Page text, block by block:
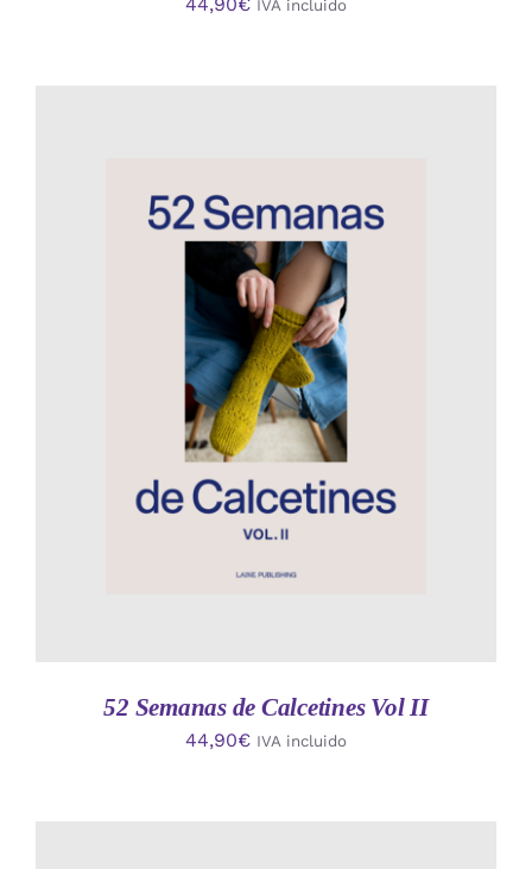
IVA incluido
AÑADIR AL CARRITO
52 Semanas de Calcetines Vol II
44,90€ IVA incluido